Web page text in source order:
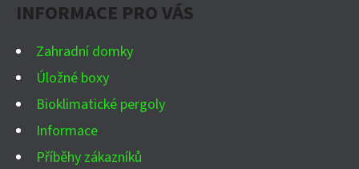
INFORMACE PRO VÁS
Zahradní domky
Úložné boxy
Bioklimatické pergoly
Informace
Příběhy zákazníků